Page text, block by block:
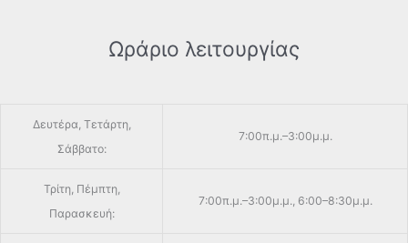
Ωράριο λειτουργίας
Δευτέρα, Τετάρτη,
Σάββατο:
7:00π.μ.–3:00μ.μ.
Τρίτη, Πέμπτη,
Παρασκευή:
7:00π.μ.–3:00μ.μ., 6:00–8:30μ.μ.